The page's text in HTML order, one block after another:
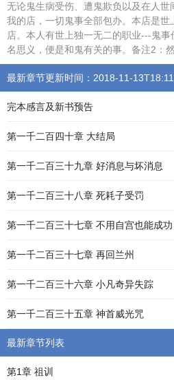
无论鬼生病受伤、遭鬼欺负以及在人世
我的店，一切鬼事全部包办。本店是
店。本人有世上独一无二的职业---鬼
名思义，便是和鬼有关的事。备注2：
最新章节更新时间：2018-11-
完本感言及新书预告
第一千二百四十章 大结局
第一千二百三十九章 好消息与坏消息
第一千二百三十八章 死耗子受罚
第一千二百三十七章 不用自宫也能成功
第一千二百三十七章 再回兰州
第一千二百三十六章 小凡奇异失踪
第一千二百三十五章 神首威光咒
最新章节列表
第1章 祖训